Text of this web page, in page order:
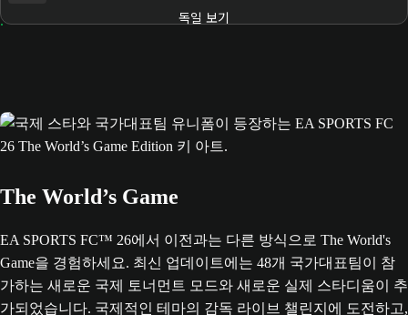
독일 보기
The World’s Game
EA SPORTS FC™ 26에서 이전과는 다른 방식으로 The World's
Game을 경험하세요. 최신 업데이트에는 48개 국가대표팀이 참
가하는 새로운 국제 토너먼트 모드와 새로운 실제 스타디움이 추
가되었습니다. 국제적인 테마의 감독 라이브 챌린지에 도전하고,